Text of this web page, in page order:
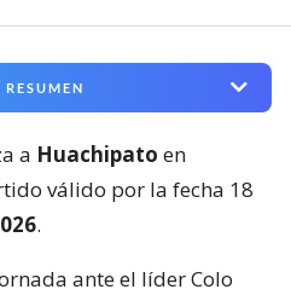
RESUMEN
a Huachipato en
válido por la fecha 18
.
ante el líder Colo